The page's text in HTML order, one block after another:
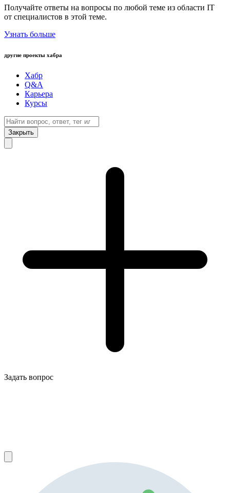
Получайте ответы на вопросы по любой теме из области IT
от специалистов в этой теме.
Узнать больше
другие проекты хабра
Хабр
Q&A
Карьера
Курсы
Закрыть
Задать вопрос